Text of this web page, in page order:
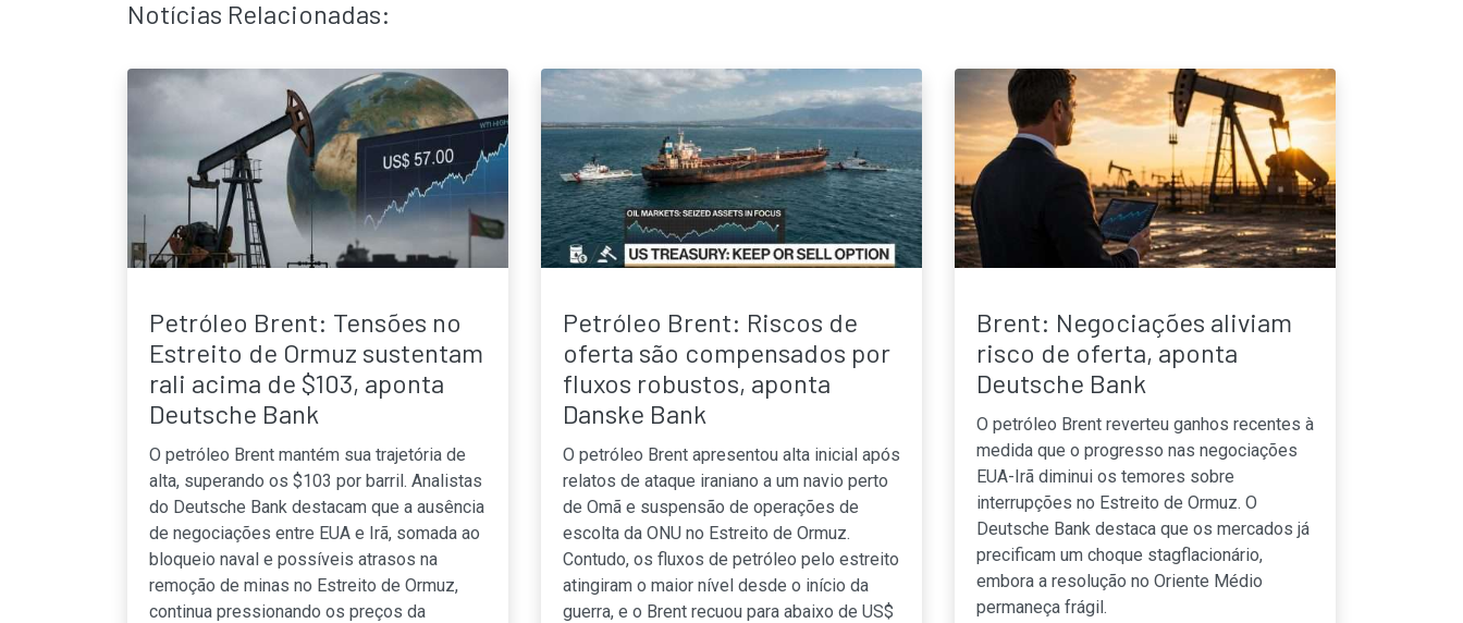
Notícias Relacionadas:
Petróleo Brent: Tensões no
Estreito de Ormuz sustentam
rali acima de $103, aponta
Deutsche Bank
O petróleo Brent mantém sua trajetória de
alta, superando os $103 por barril. Analistas
do Deutsche Bank destacam que a ausência
de negociações entre EUA e Irã, somada ao
bloqueio naval e possíveis atrasos na
remoção de minas no Estreito de Ormuz,
continua pressionando os preços da
Petróleo Brent: Riscos de
oferta são compensados por
fluxos robustos, aponta
Danske Bank
O petróleo Brent apresentou alta inicial após
relatos de ataque iraniano a um navio perto
de Omã e suspensão de operações de
escolta da ONU no Estreito de Ormuz.
Contudo, os fluxos de petróleo pelo estreito
atingiram o maior nível desde o início da
guerra, e o Brent recuou para abaixo de US$
Brent: Negociações aliviam
risco de oferta, aponta
Deutsche Bank
O petróleo Brent reverteu ganhos recentes à
medida que o progresso nas negociações
EUA-Irã diminui os temores sobre
interrupções no Estreito de Ormuz. O
Deutsche Bank destaca que os mercados já
precificam um choque stagflacionário,
embora a resolução no Oriente Médio
permaneça frágil.